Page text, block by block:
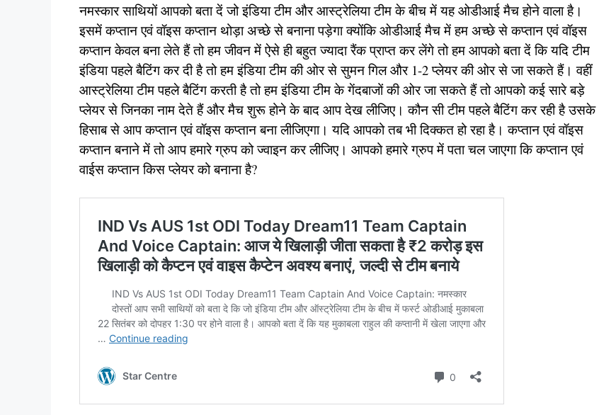
नमस्कार साथियों आपको बता दें जो इंडिया टीम और आस्ट्रेलिया टीम के बीच में यह ओडीआई मैच होने वाला है।
इसमें कप्तान एवं वॉइस कप्तान थोड़ा अच्छे से बनाना पड़ेगा क्योंकि ओडीआई मैच में हम अच्छे से कप्तान एवं वॉइस
कप्तान केवल बना लेते हैं तो हम जीवन में ऐसे ही बहुत ज्यादा रैंक प्राप्त कर लेंगे तो हम आपको बता दें कि यदि टीम
इंडिया पहले बैटिंग कर दी है तो हम इंडिया टीम की ओर से सुमन गिल और 1-2 प्लेयर की ओर से जा सकते हैं। वहीं
आस्ट्रेलिया टीम पहले बैटिंग करती है तो हम इंडिया टीम के गेंदबाजों की ओर जा सकते हैं तो आपको कई सारे बड़े
प्लेयर से जिनका नाम देते हैं और मैच शुरू होने के बाद आप देख लीजिए। कौन सी टीम पहले बैटिंग कर रही है उसके
हिसाब से आप कप्तान एवं वॉइस कप्तान बना लीजिएगा। यदि आपको तब भी दिक्कत हो रहा है। कप्तान एवं वॉइस
कप्तान बनाने में तो आप हमारे ग्रुप को ज्वाइन कर लीजिए। आपको हमारे ग्रुप में पता चल जाएगा कि कप्तान एवं
वाईस कप्तान किस प्लेयर को बनाना है?